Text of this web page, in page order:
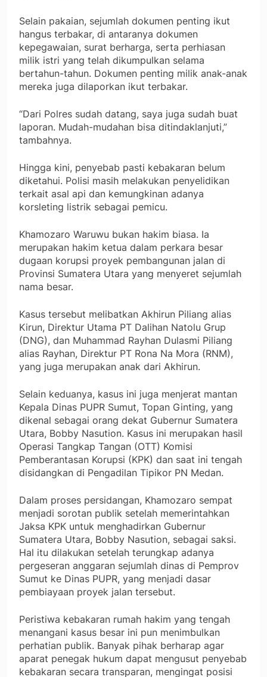
Selain pakaian, sejumlah dokumen penting ikut
hangus terbakar, di antaranya dokumen
kepegawaian, surat berharga, serta perhiasan
milik istri yang telah dikumpulkan selama
bertahun-tahun. Dokumen penting milik anak-anak
mereka juga dilaporkan ikut terbakar.
“Dari Polres sudah datang, saya juga sudah buat
laporan. Mudah-mudahan bisa ditindaklanjuti,”
tambahnya.
Hingga kini, penyebab pasti kebakaran belum
diketahui. Polisi masih melakukan penyelidikan
terkait asal api dan kemungkinan adanya
korsleting listrik sebagai pemicu.
Khamozaro Waruwu bukan hakim biasa. Ia
merupakan hakim ketua dalam perkara besar
dugaan korupsi proyek pembangunan jalan di
Provinsi Sumatera Utara yang menyeret sejumlah
nama besar.
Kasus tersebut melibatkan Akhirun Piliang alias
Kirun, Direktur Utama PT Dalihan Natolu Grup
(DNG), dan Muhammad Rayhan Dulasmi Piliang
alias Rayhan, Direktur PT Rona Na Mora (RNM),
yang juga merupakan anak dari Akhirun.
Selain keduanya, kasus ini juga menjerat mantan
Kepala Dinas PUPR Sumut, Topan Ginting, yang
dikenal sebagai orang dekat Gubernur Sumatera
Utara, Bobby Nasution. Kasus ini merupakan hasil
Operasi Tangkap Tangan (OTT) Komisi
Pemberantasan Korupsi (KPK) dan saat ini tengah
disidangkan di Pengadilan Tipikor PN Medan.
Dalam proses persidangan, Khamozaro sempat
menjadi sorotan publik setelah memerintahkan
Jaksa KPK untuk menghadirkan Gubernur
Sumatera Utara, Bobby Nasution, sebagai saksi.
Hal itu dilakukan setelah terungkap adanya
pergeseran anggaran sejumlah dinas di Pemprov
Sumut ke Dinas PUPR, yang menjadi dasar
pembiayaan proyek jalan tersebut.
Peristiwa kebakaran rumah hakim yang tengah
menangani kasus besar ini pun menimbulkan
perhatian publik. Banyak pihak berharap agar
aparat penegak hukum dapat mengusut penyebab
kebakaran secara transparan, mengingat posisi